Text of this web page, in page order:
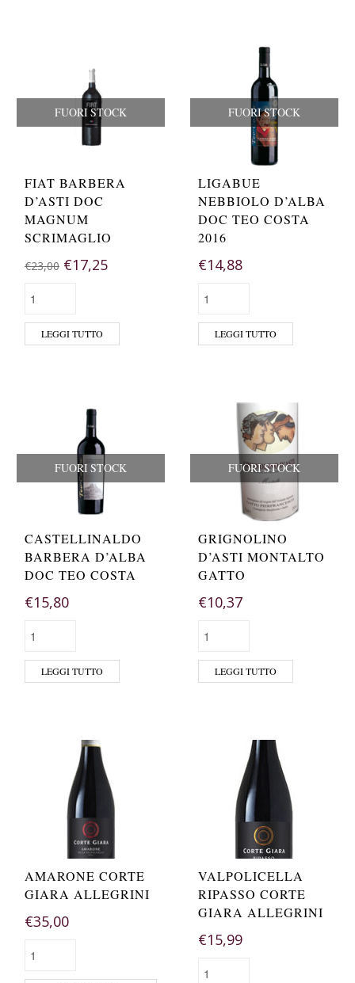
FUORI STOCK
FIAT BARBERA
D’ASTI DOC
MAGNUM
SCRIMAGLIO
€23,00 €17,25
LEGGI TUTTO
FUORI STOCK
LIGABUE
NEBBIOLO D’ALBA
DOC TEO COSTA
2016
€14,88
LEGGI TUTTO
FUORI STOCK
CASTELLINALDO
BARBERA D’ALBA
DOC TEO COSTA
€15,80
LEGGI TUTTO
FUORI STOCK
GRIGNOLINO
D’ASTI MONTALTO
GATTO
€10,37
LEGGI TUTTO
AMARONE CORTE
GIARA ALLEGRINI
€35,00
VALPOLICELLA
RIPASSO CORTE
GIARA ALLEGRINI
€15,99